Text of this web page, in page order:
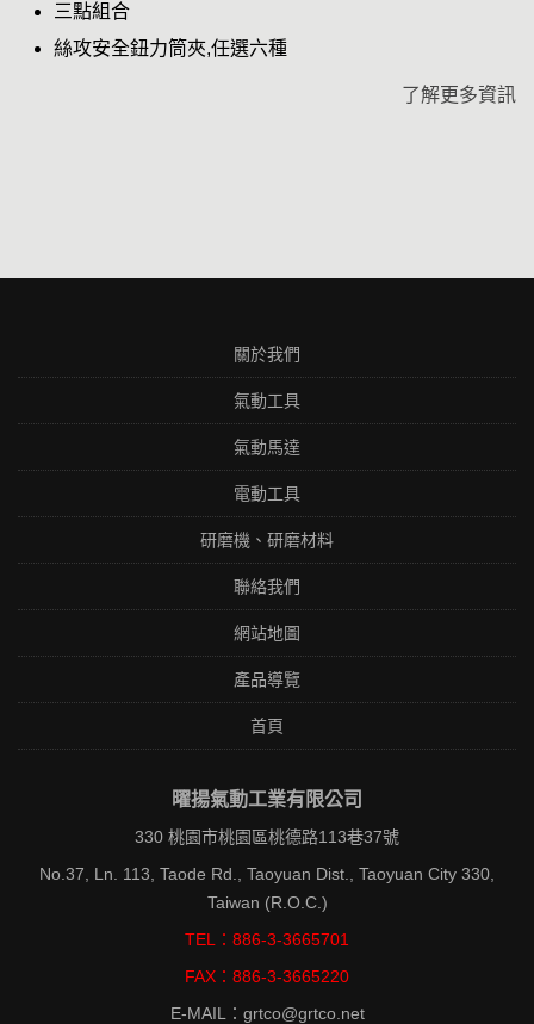
三點組合
絲攻安全鈕力筒夾,任選六種
了解更多資訊
關於我們
氣動工具
氣動馬達
電動工具
研磨機、研磨材料
聯絡我們
網站地圖
產品導覽
首頁
曜揚氣動工業有限公司
330 桃園市桃園區桃德路113巷37號
No.37, Ln. 113, Taode Rd., Taoyuan Dist., Taoyuan City 330,
Taiwan (R.O.C.)
TEL：886-3-3665701
FAX：886-3-3665220
E-MAIL：grtco@grtco.net